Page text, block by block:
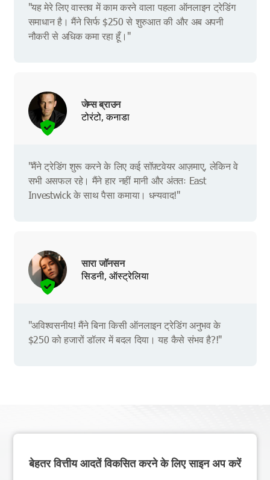
"यह मेरे लिए वास्तव में काम करने वाला पहला ऑनलाइन ट्रेडिंग
समाधान है। मैंने सिर्फ $250 से शुरुआत की और अब अपनी
नौकरी से अधिक कमा रहा हूँ।"
जेम्स ब्राउन
टोरंटो, कनाडा
"मैंने ट्रेडिंग शुरू करने के लिए कई सॉफ़्टवेयर आज़माए, लेकिन वे
सभी असफल रहे। मैंने हार नहीं मानी और अंततः East
Investwick के साथ पैसा कमाया। धन्यवाद!"
सारा जॉनसन
सिडनी, ऑस्ट्रेलिया
"अविश्वसनीय! मैंने बिना किसी ऑनलाइन ट्रेडिंग अनुभव के
$250 को हजारों डॉलर में बदल दिया। यह कैसे संभव है?!"
बेहतर वित्तीय आदतें विकसित करने के लिए साइन अप करें